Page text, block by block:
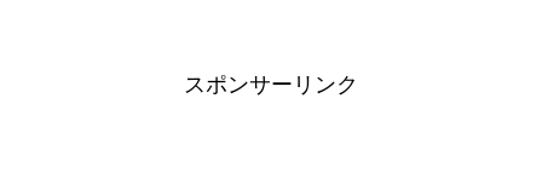
スポンサーリンク